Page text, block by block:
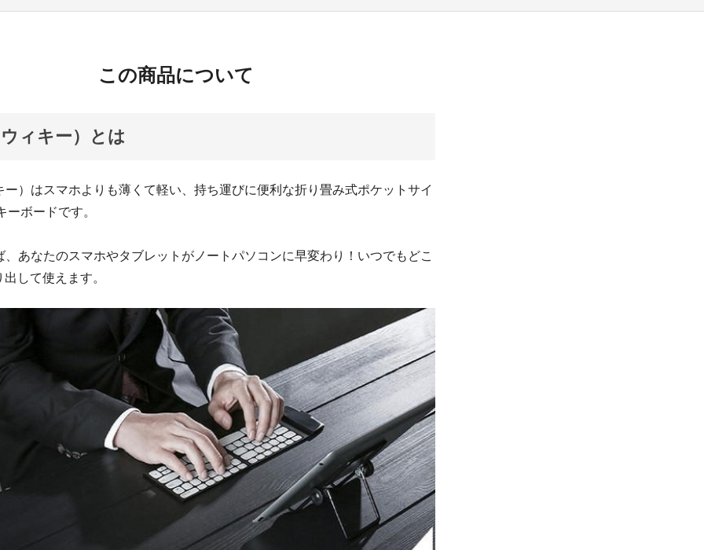
この商品について
ィキー）とは
ー）はスマホよりも薄くて軽い、持ち運びに便利な折り畳み式ポケットサイ
ーボードです。
、あなたのスマホやタブレットがノートパソコンに早変わり！いつでもどこ
して使えます。